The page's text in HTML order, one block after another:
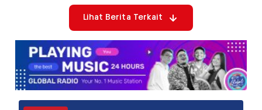
Lihat Berita Terkait